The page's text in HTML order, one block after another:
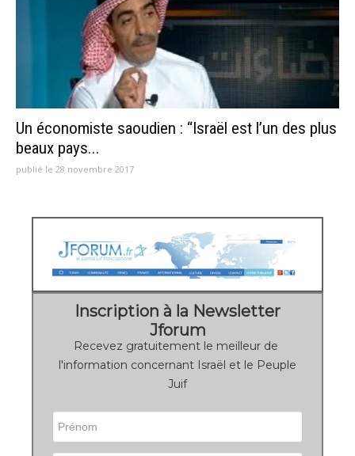
Un économiste saoudien : “Israël est l’un des plus
beaux pays...
publié le 28 novembre 2017
Inscription à la Newsletter
Jforum
Recevez gratuitement le meilleur de
l'information concernant Israël et le Peuple
Juif